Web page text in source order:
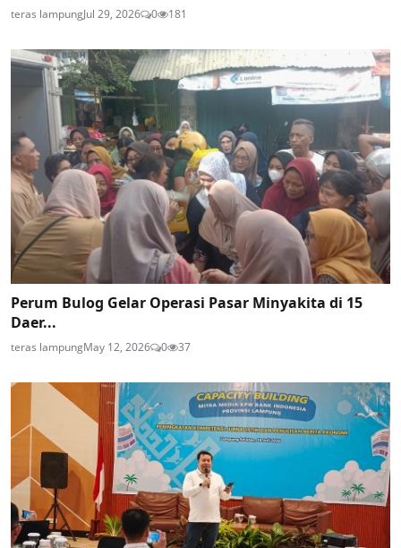
teras lampungJul 29, 2026 0 181
Perum Bulog Gelar Operasi Pasar Minyakita di 15
Daer...
teras lampungMay 12, 2026 0 37